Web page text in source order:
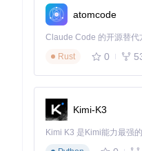
海康威视工业相机
项目地址：https://
atomcode
Rust
0
Kimi-K3